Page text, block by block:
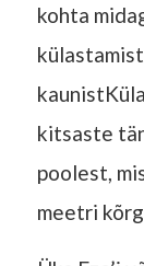
kohta
kitsaste
poolest,
meetri